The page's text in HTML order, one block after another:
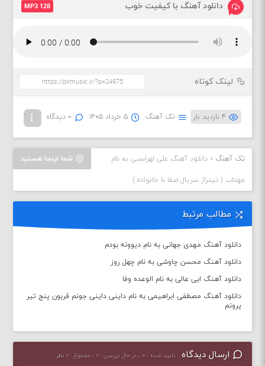
دانلود آهنگ با کیفیت خوب MP3 128
لینک کوتاه
۴ بازدید بار تک آهنگ ۵ خرداد ۱۴۰۵ ۰ دیدگاه
شما اینجا هستید تک آهنگ »دانلود آهنگ علی لهراسبی به نام
مهتاب ( تیتراژ سریال صفا با خانواده )
مطالب مرتبط
دانلود آهنگ مهدی جهانی به نام دیوونه بودم
دانلود آهنگ محسن چاوشی به نام چهل روز
دانلود آهنگ ابی عالی به نام الوعده وفا
دانلود آهنگ مصطفی ابراهیمی به نام داینی داینی جونم قربون پنج تیر
پرونم
ارسال دیدگاه تایید شده : ۰ ، در حال بررسی : ۰ ، مجموع : ۰ نظر